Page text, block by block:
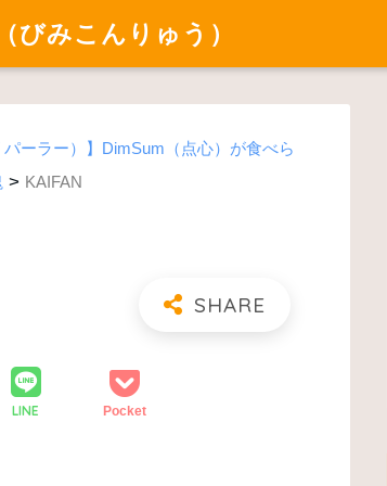
みこんりゅう）
パーラー）】DimSum（点心）が食べら
> KAIFAN
LINE Pocket